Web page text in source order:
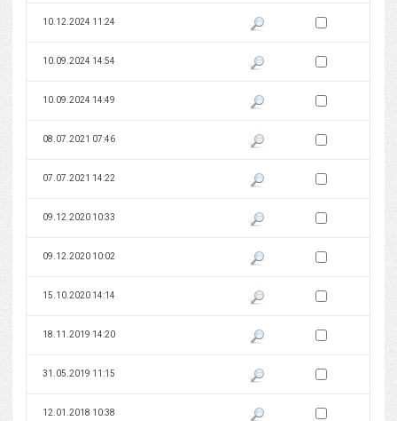
10.12.2024 11:24 Pokaż podgląd wersji z dnia
Zaznacz wersję do
10.09.2024 14:54 Pokaż podgląd wersji z dnia
Zaznacz wersję do
10.09.2024 14:49 Pokaż podgląd wersji z dnia
Zaznacz wersję do
08.07.2021 07:46 Pokaż podgląd wersji z dnia
Zaznacz wersję do
07.07.2021 14:22 Pokaż podgląd wersji z dnia
Zaznacz wersję do
09.12.2020 10:33 Pokaż podgląd wersji z dnia
Zaznacz wersję do
09.12.2020 10:02 Pokaż podgląd wersji z dnia
Zaznacz wersję do
15.10.2020 14:14 Pokaż podgląd wersji z dnia
Zaznacz wersję do
18.11.2019 14:20 Pokaż podgląd wersji z dnia
Zaznacz wersję do
31.05.2019 11:15 Pokaż podgląd wersji z dnia
Zaznacz wersję do
12.01.2018 10:38 Pokaż podgląd wersji z dnia
Zaznacz wersję do